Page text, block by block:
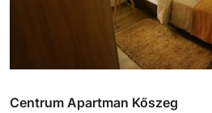
Centrum Apartman Kőszeg